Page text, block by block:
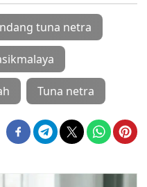
tuna netra
Tuna netra